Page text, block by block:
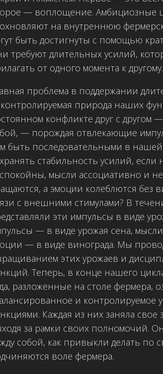
— воплощение. Амбициозные
на внутреннюю
быть достигнуты с помощью
требуют длительных усилий,
от одного момента к другому​.
проблема в поддержании
природа наших
конфликте друг с другом
— порождая отвлекающие
быть последовательными в
стабильность усилий,
мысли ассоциативно и
а эмоции колеблются без
с внешними стимулами? В
эти импульсы в виде
— в виде урожая сена,
— в виде винограда. Мы
этих урожаев и
Теперь, в конце нашего
разложенные на столе фермера,
и контролируемое
Каждая из них заняла свое
за рамки своих полномочий.
собой, как привыкли делать по
воле фермера.